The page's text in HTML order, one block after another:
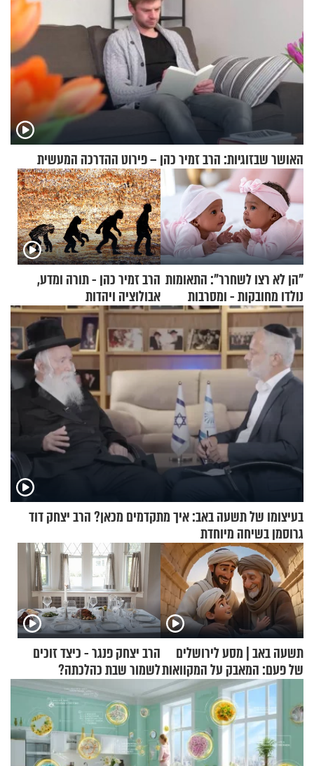
האושר שבזוגיות: הרב זמיר כהן – פירוט ההדרכה המעשית
"הן לא רצו לשחרר": התאומות
נולדו מחובקות - ומסרבות
להיפרד
הרב זמיר כהן - תורה ומדע,
אבולוציה ויהדות
בעיצומו של תשעה באב: איך מתקדמים מכאן? הרב יצחק דוד
גרוסמן בשיחה מיוחדת
תשעה באב | מסע לירושלים
של פעם: המאבק על המקוואות
הרב יצחק פנגר - כיצד זוכים
לשמור שבת כהלכתה?